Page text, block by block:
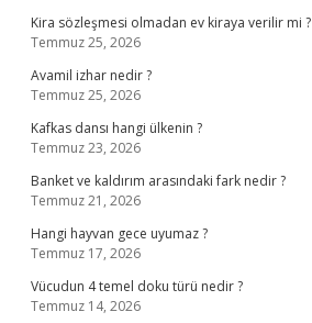
Kira sözleşmesi olmadan ev kiraya verilir mi ?
Temmuz 25, 2026
Avamil izhar nedir ?
Temmuz 25, 2026
Kafkas dansı hangi ülkenin ?
Temmuz 23, 2026
Banket ve kaldırım arasındaki fark nedir ?
Temmuz 21, 2026
Hangi hayvan gece uyumaz ?
Temmuz 17, 2026
Vücudun 4 temel doku türü nedir ?
Temmuz 14, 2026